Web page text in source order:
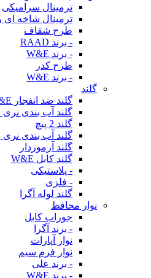
ترمینال سرامیکی
ترمینال شاخه ای
طرح شفاف
- برند RAAD
- برند W&E
طرح کدر
- برند W&E
گلند
گلند ضد انفجار W&E
گلند آب بندی نری EPS
گلند 2 پیچ
گلند آب بندی نری
گلند آرموردار
گلند کابل W&E
- پلاستیکی
- فلزی
گلند لوله آگرا
نوار محافظ
جوراب کابل
- برند آگرا
نوار آپارات
نوار فرم سیم
- برند علی
- برند W&E